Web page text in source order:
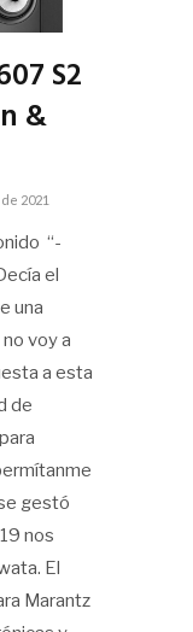
S2
&
2021
“-
el
una
voy a
a esta
de
gestó
nos
El
Marantz